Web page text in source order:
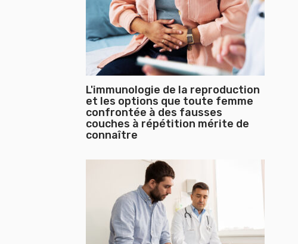
L'immunologie de la reproduction
et les options que toute femme
confrontée à des fausses
couches à répétition mérite de
connaître